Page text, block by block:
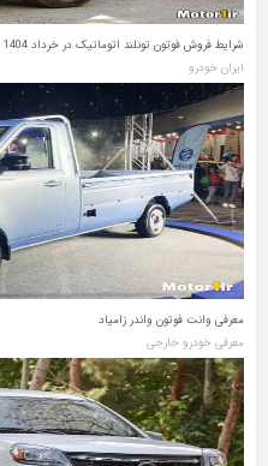
شرایط فروش فوتون تونلند اتوماتیک در خرداد 1404
ایران خودرو
معرفی وانت فوتون واندر زامیاد
معرفی خودرو خارجی